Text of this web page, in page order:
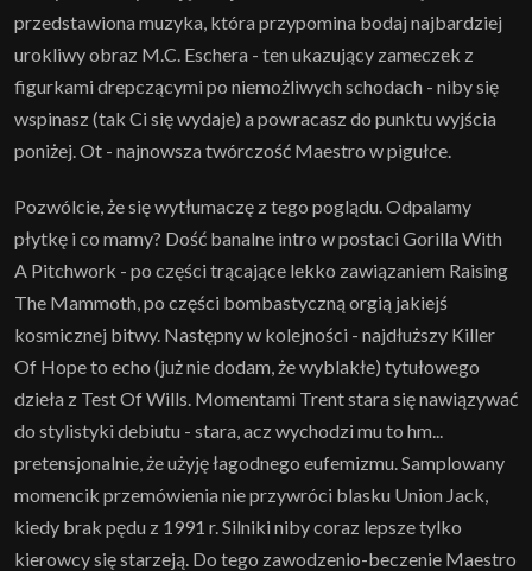
przedstawiona muzyka, która przypomina bodaj najbardziej
urokliwy obraz M.C. Eschera - ten ukazujący zameczek z
figurkami drepczącymi po niemożliwych schodach - niby się
wspinasz (tak Ci się wydaje) a powracasz do punktu wyjścia
poniżej. Ot - najnowsza twórczość Maestro w pigułce.
Pozwólcie, że się wytłumaczę z tego poglądu. Odpalamy
płytkę i co mamy? Dość banalne intro w postaci Gorilla With
A Pitchwork - po części trącające lekko zawiązaniem Raising
The Mammoth, po części bombastyczną orgią jakiejś
kosmicznej bitwy. Następny w kolejności - najdłuższy Killer
Of Hope to echo (już nie dodam, że wyblakłe) tytułowego
dzieła z Test Of Wills. Momentami Trent stara się nawiązywać
do stylistyki debiutu - stara, acz wychodzi mu to hm...
pretensjonalnie, że użyję łagodnego eufemizmu. Samplowany
momencik przemówienia nie przywróci blasku Union Jack,
kiedy brak pędu z 1991 r. Silniki niby coraz lepsze tylko
kierowcy się starzeją. Do tego zawodzenio-beczenie Maestro